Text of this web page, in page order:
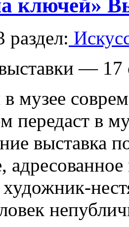
ключей»
раздел:
— 17
в музее
передаст в
выставка